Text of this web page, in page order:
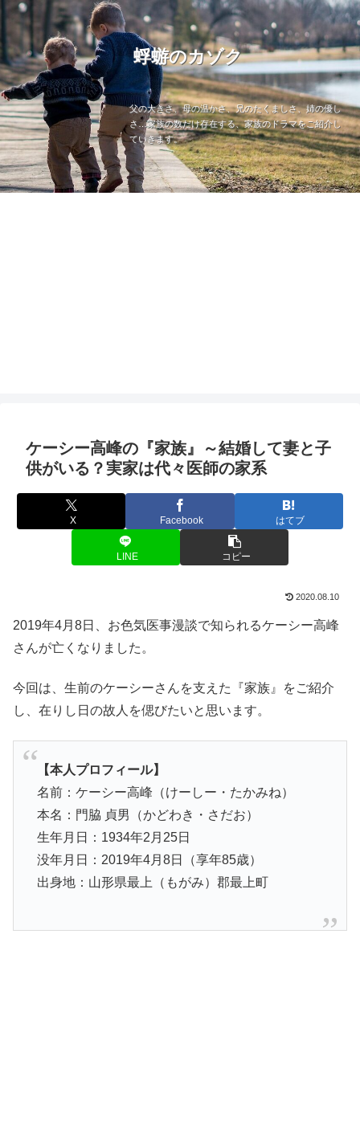
蜉蝣のカゾク
父の大きさ、母の温かさ、兄のたくましさ、姉の優し
さ…家族の数だけ存在する、家族のドラマをご紹介し
ていきます。
ケーシー高峰の『家族』～結婚して妻と子
供がいる？実家は代々医師の家系
X Facebook はてブ
LINE コピー
2020.08.10
2019年4月8日、お色気医事漫談で知られるケーシー高峰
さんが亡くなりました。
今回は、生前のケーシーさんを支えた『家族』をご紹介
し、在りし日の故人を偲びたいと思います。
【本人プロフィール】
名前：ケーシー高峰（けーしー・たかみね）
本名：門脇 貞男（かどわき・さだお）
生年月日：1934年2月25日
没年月日：2019年4月8日（享年85歳）
出身地：山形県最上（もがみ）郡最上町